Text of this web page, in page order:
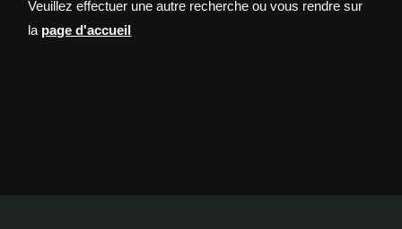
Veuillez effectuer une autre recherche ou vous rendre sur
la page d'accueil